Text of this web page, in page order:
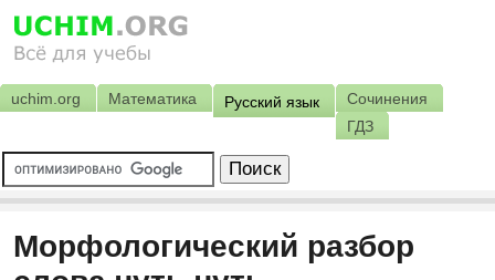
uchim.org Математика Русский язык
Сочинения
ГДЗ
Морфологический разбор